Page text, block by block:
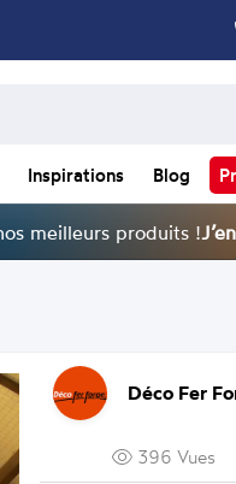
Inspirations Blog
meilleurs produits !
Déco Fer
396 Vues